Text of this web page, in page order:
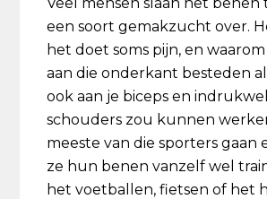
een soort gemakzucht over.
het doet soms pijn, en
aan die onderkant besteden
ook aan je biceps en
schouders zou kunnen
meeste van die sporters gaan
ze hun benen vanzelf wel
het voetballen, fietsen of het